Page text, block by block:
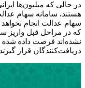
در حالی که میلیون‌ها
هستند، سامانه سهام
سهام عدالت انجام
که در مراحل قبل واریز
نشده‌اند فرصت داده شده
دریافت‌کنندگان قرار